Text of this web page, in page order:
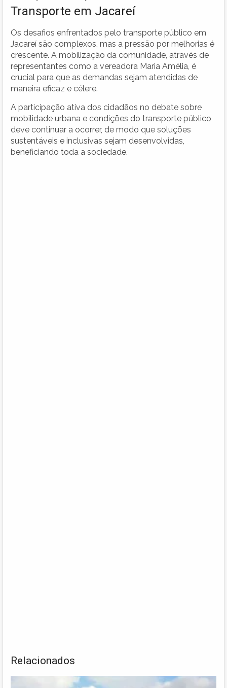
Transporte em Jacareí
Os desafios enfrentados pelo transporte público em
Jacareí são complexos, mas a pressão por melhorias é
crescente. A mobilização da comunidade, através de
representantes como a vereadora Maria Amélia, é
crucial para que as demandas sejam atendidas de
maneira eficaz e célere.
A participação ativa dos cidadãos no debate sobre
mobilidade urbana e condições do transporte público
deve continuar a ocorrer, de modo que soluções
sustentáveis e inclusivas sejam desenvolvidas,
beneficiando toda a sociedade.
Relacionados